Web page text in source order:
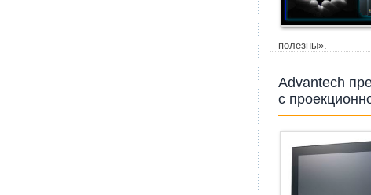
полезны».
Advantech
с